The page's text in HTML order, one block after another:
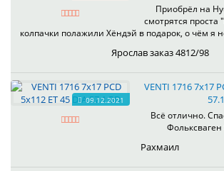
Приобрёл на
смотрятся
колпачки полажили Хёндэй в подарок, о чём я
Ярослав заказ 4812/98
09.12.2021
VENTI 1716 7x17
Всё отлично.
Фольксваген
Рахмаил